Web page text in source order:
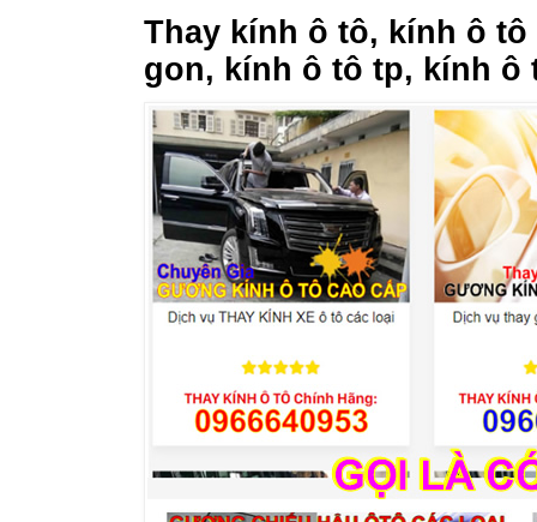
Thay kính ô tô, kính ô
gon, kính ô tô tp, kính ô